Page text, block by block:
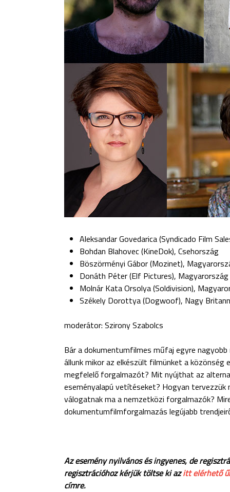
Aleksandar Govedarica (Syndicado Film
Bohdan Blahovec (KineDok), Csehország
Böszörményi Gábor (Mozinet),
Donáth Péter (Elf Pictures), Magyarország
Molnár Kata Orsolya (Soldivision),
Székely Dorottya (Dogwoof), Nagy
moderátor: Szirony Szabolcs
Bár a dokumentumfilmes műfaj egyre
állunk mikor az elkészült filmünket a közönség
megfelelő forgalmazót? Mit nyújthat az
eseményalapú vetítéseket? Hogyan
válogatnak ma a nemzetközi forgalmazók?
dokumentumfilmforgalmazás legújabb
Az esemény nyilvános és ingyenes, de
regisztrációhoz kérjük töltse ki azitt elérhető
címre.